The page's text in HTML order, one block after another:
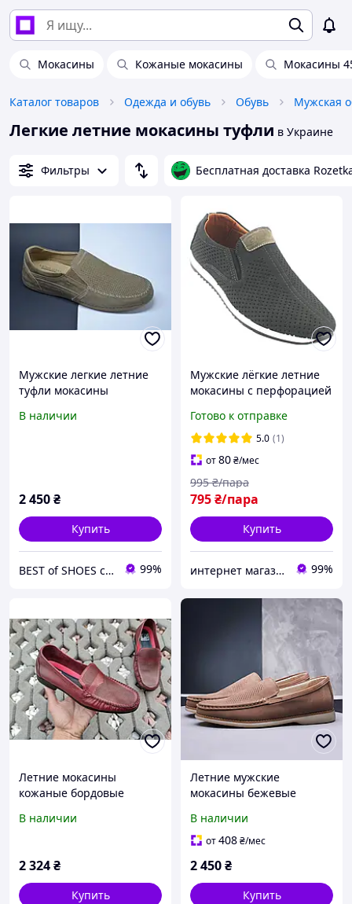
Мокасины Кожаные мокасины Мокасины
Каталог товаров Одежда и обувь Обувь Мужская
Легкие летние мокасины туфли в Украине
Фильтры Бесплатная доставка
Мужские легкие летние
туфли мокасины
Shark 523
В наличии
2 450₴
Купить
BEST of SHOES collection 99%
Мужские лёгкие летние
мокасины с перфорацией
матового цвета размер 40
Готово к отправке
5.0 (1)
от80₴/мес
795₴/пара
995 ₴/пара
Купить
интернет магазин ОПТИМАЛЬНЫЙ ВЫБОР 99%
Летние мокасины
кожаные бордовые
мужские туфли летние
В наличии
2 324₴
Купить
Летние мужские
мокасины бежевые
перфорация, дышащие
легкие туфли кожаные с
В наличии
от408₴/мес
2 450₴
Купить